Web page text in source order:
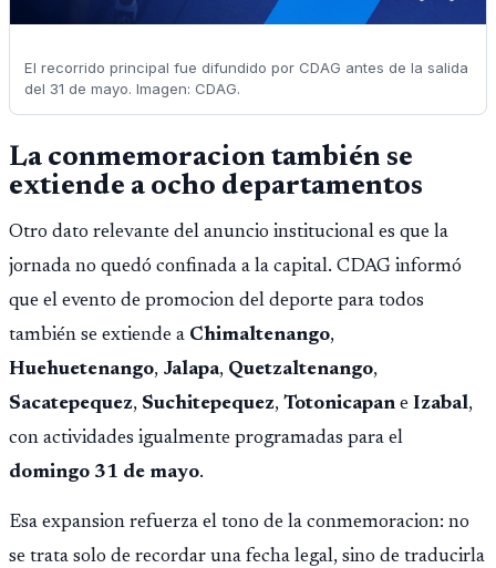
El recorrido principal fue difundido por CDAG antes de la salida
del 31 de mayo. Imagen: CDAG.
La conmemoracion también se
extiende a ocho departamentos
Otro dato relevante del anuncio institucional es que la
jornada no quedó confinada a la capital. CDAG informó
que el evento de promocion del deporte para todos
también se extiende a Chimaltenango,
Huehuetenango, Jalapa, Quetzaltenango,
Sacatepequez, Suchitepequez, Totonicapan e Izabal,
con actividades igualmente programadas para el
domingo 31 de mayo.
Esa expansion refuerza el tono de la conmemoracion: no
se trata solo de recordar una fecha legal, sino de traducirla